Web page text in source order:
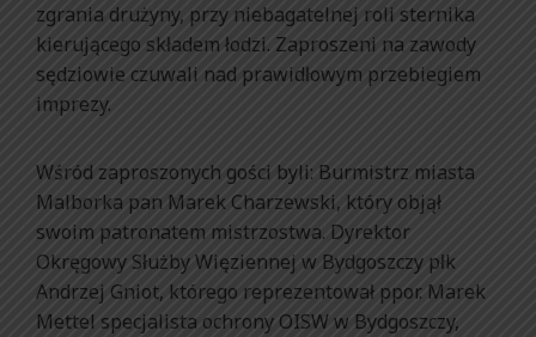
zgrania drużyny, przy niebagatelnej roli sternika
kierującego składem łodzi. Zaproszeni na zawody
sędziowie czuwali nad prawidłowym przebiegiem
imprezy.
Wśród zaproszonych gości byli: Burmistrz miasta
Malborka pan Marek Charzewski, który objął
swoim patronatem mistrzostwa. Dyrektor
Okręgowy Służby Więziennej w Bydgoszczy płk
Andrzej Gniot, którego reprezentował ppor. Marek
Mettel specjalista ochrony OISW w Bydgoszczy,